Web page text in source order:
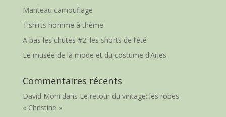
Manteau camouflage
T.shirts homme à thème
A bas les chutes #2: les shorts de l’été
Le musée de la mode et du costume d’Arles
Commentaires récents
David Moni dans Le retour du vintage: les robes
« Christine »